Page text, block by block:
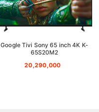
Google Tivi Sony 65 inch 4K K-
65S20M2
20,290,000